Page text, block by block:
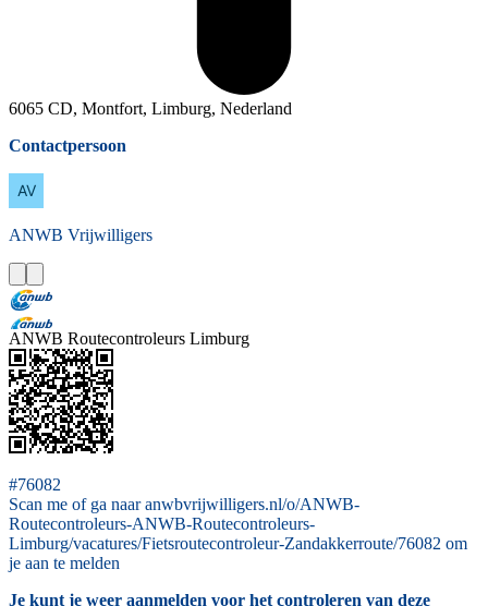
6065 CD, Montfort, Limburg, Nederland
Contactpersoon
ANWB Vrijwilligers
ANWB Routecontroleurs Limburg
#76082
Scan me of ga naar anwbvrijwilligers.nl/o/ANWB-
Routecontroleurs-ANWB-Routecontroleurs-
Limburg/vacatures/Fietsroutecontroleur-Zandakkerroute/76082 om
je aan te melden
Je kunt je weer aanmelden voor het controleren van deze